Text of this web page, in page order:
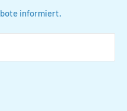
informiert.